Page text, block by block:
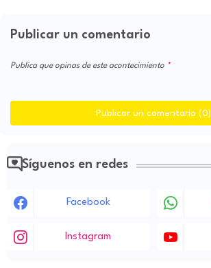
Publicar un comentario
Publica que opinas de este acontecimiento
Publicar un comentario (0)
Síguenos en redes
Facebook
Instagram